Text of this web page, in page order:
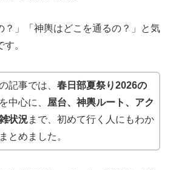
？」「神輿はどこを通るの？」と気
。
記事では、 春日部夏祭り2026の
を中心に、 屋台、神輿ルート、アク
状況まで、初めて行く人にもわか
とめました。